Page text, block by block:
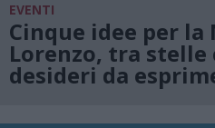
EVENTI
Cinque idee per la
Lorenzo, tra stelle
desideri da